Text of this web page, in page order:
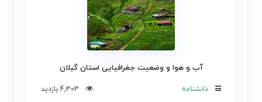
آب و هوا و وضعیت جغرافیایی استان گیلان
دانشنامه 4,303 بازدید